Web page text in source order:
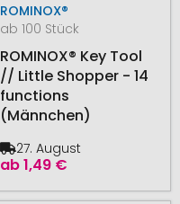
ROMINOX®
ab 100 Stück
ROMINOX® Key Tool
// Little Shopper - 14
functions
(Männchen)
ab1,49 €
27. August